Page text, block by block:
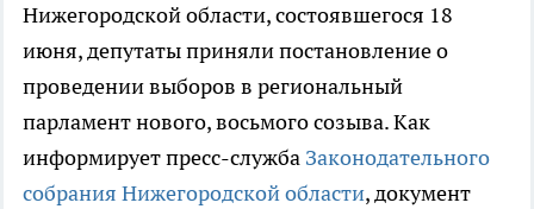
Нижегородской области, состоявшегося 18
июня, депутаты приняли постановление о
проведении выборов в региональный
парламент нового, восьмого созыва. Как
информирует пресс-служба Законодательного
собрания Нижегородской области, документ